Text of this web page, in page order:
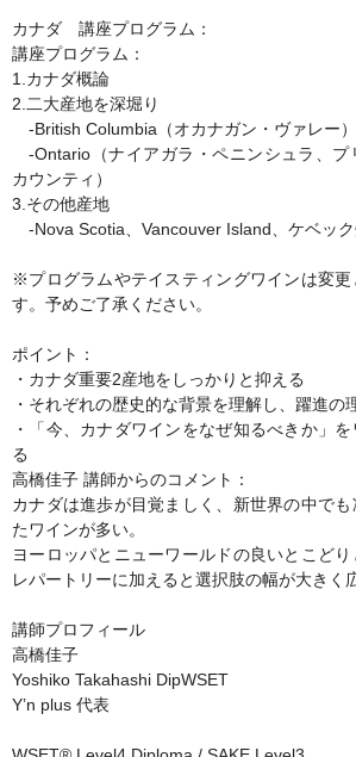
カナダ 講座プログラム：
講座プログラム：
1.カナダ概論
2.二大産地を深堀り
-British Columbia（オカナガン・ヴァレー）
-Ontario（ナイアガラ・ペニンシュラ、プ
カウンティ）
3.その他産地
-Nova Scotia、Vancouver Island、ケベッ
※プログラムやテイスティングワインは変更
す。予めご了承ください。
ポイント：
・カナダ重要2産地をしっかりと抑える
・それぞれの歴史的な背景を理解し、躍進の
・「今、カナダワインをなぜ知るべきか」
る
高橋佳子 講師からのコメント：
カナダは進歩が目覚ましく、新世界の中で
たワインが多い。
ヨーロッパとニューワールドの良いとこどり
レパートリーに加えると選択肢の幅が大きく
講師プロフィール
高橋佳子
Yoshiko Takahashi DipWSET
Y’n plus 代表